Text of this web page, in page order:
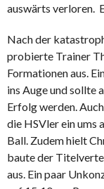
auswärts verloren. 
Nach der
probierte Trainer
Formationen aus.
ins Auge und sollte
Erfolg werden.
die HSVler ein ums
Ball. Zudem hielt
baute der
aus. Ein paar